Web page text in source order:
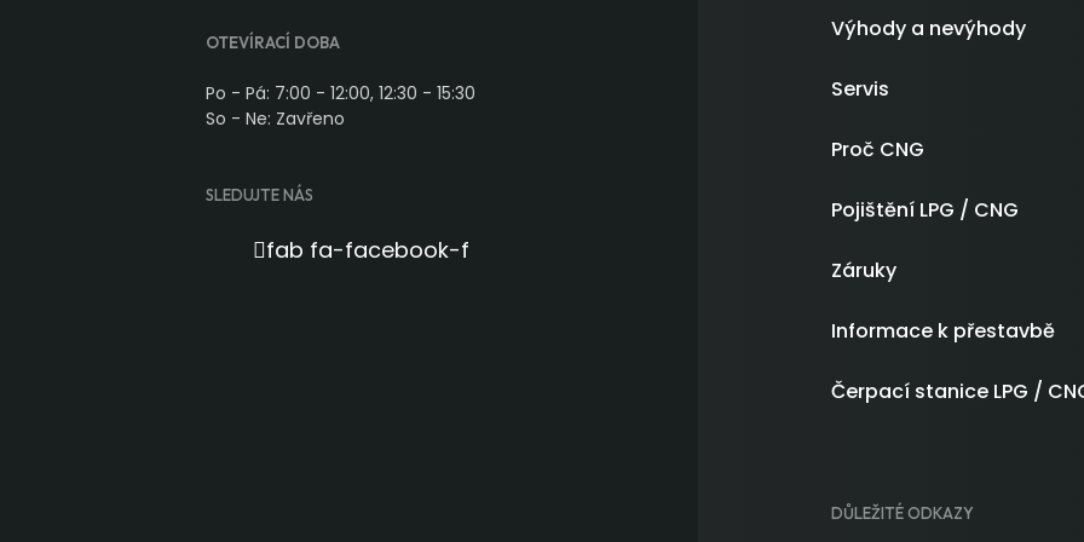
OTEVÍRACÍ DOBA
Po - Pá: 7:00 - 12:00, 12:30 - 15:30
So - Ne: Zavřeno
SLEDUJTE NÁS
fab fa-facebook-f
Výhody a nevýhody
Servis
Proč CNG
Pojištění LPG / CNG
Záruky
Informace k přestavbě
Čerpací stanice LPG /
DŮLEŽITÉ ODKAZY